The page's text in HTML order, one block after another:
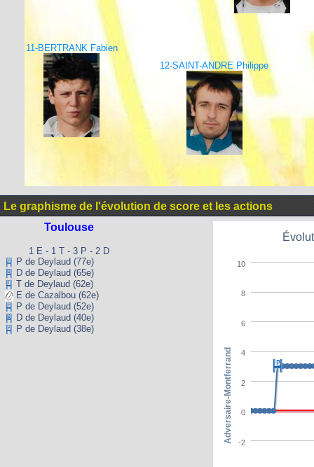
11-BERTRANK Fabien
12-SAINT-ANDRE Philippe
Le graphisme de l'évolution de score et les actions
Toulouse
1 E - 1 T - 3 P - 2 D
P de Deylaud (77e)
D de Deylaud (65e)
T de Deylaud (62e)
E de Cazalbou (62e)
P de Deylaud (52e)
D de Deylaud (40e)
P de Deylaud (38e)
-2
0
2
4
6
8
10
Adversaire-Montferrand